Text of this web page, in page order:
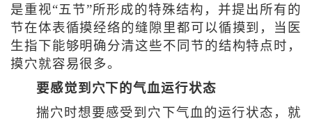
是重视“五节”所形成的特殊结构，并提出所有的
节在体表循摸经络的缝隙里都可以循摸到，当医
生指下能够明确分清这些不同节的结构特点时，
摸穴就容易很多。
要感觉到穴下的气血运行状态
揣穴时想要感受到穴下气血的运行状态，就